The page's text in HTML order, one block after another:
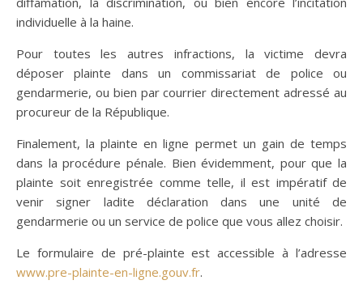
individuelle à la haine.
Pour toutes les autres infractions, la victime devra
déposer plainte dans un commissariat de police ou
gendarmerie, ou bien par courrier directement adressé au
procureur de la République.
Finalement, la plainte en ligne permet un gain de temps
dans la procédure pénale. Bien évidemment, pour que la
plainte soit enregistrée comme telle, il est impératif de
venir signer ladite déclaration dans une unité de
gendarmerie ou un service de police que vous allez choisir.
Le formulaire de pré-plainte est accessible à l’adresse
www.pre-plainte-en-ligne.gouv.fr.